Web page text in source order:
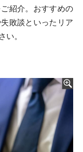
紹介。おすすめの
敗談といったリア
い。